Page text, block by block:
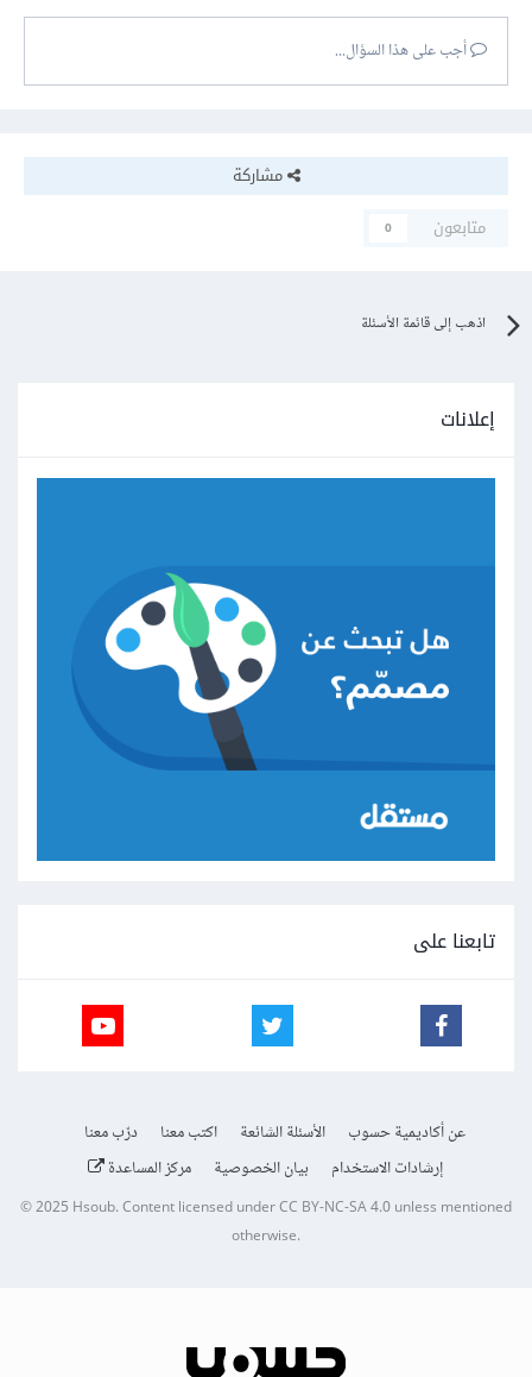
أجب على هذا السؤال...
مشاركة
متابعون
0
اذهب إلى قائمة الأسئلة
إعلانات
تابعنا على
عن أكاديمية حسوب الأسئلة الشائعة اكتب معنا
درّب معنا
إرشادات الاستخدام
بيان الخصوصية مركز المساعدة
© 2025Hsoub.Content licensed underCC BY-NC-SA 4.0unless mentioned
otherwise.